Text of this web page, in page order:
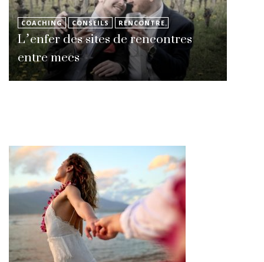
COACHING CONSEILS RENCONTRE
L’enfer des sites de rencontres
entre mecs